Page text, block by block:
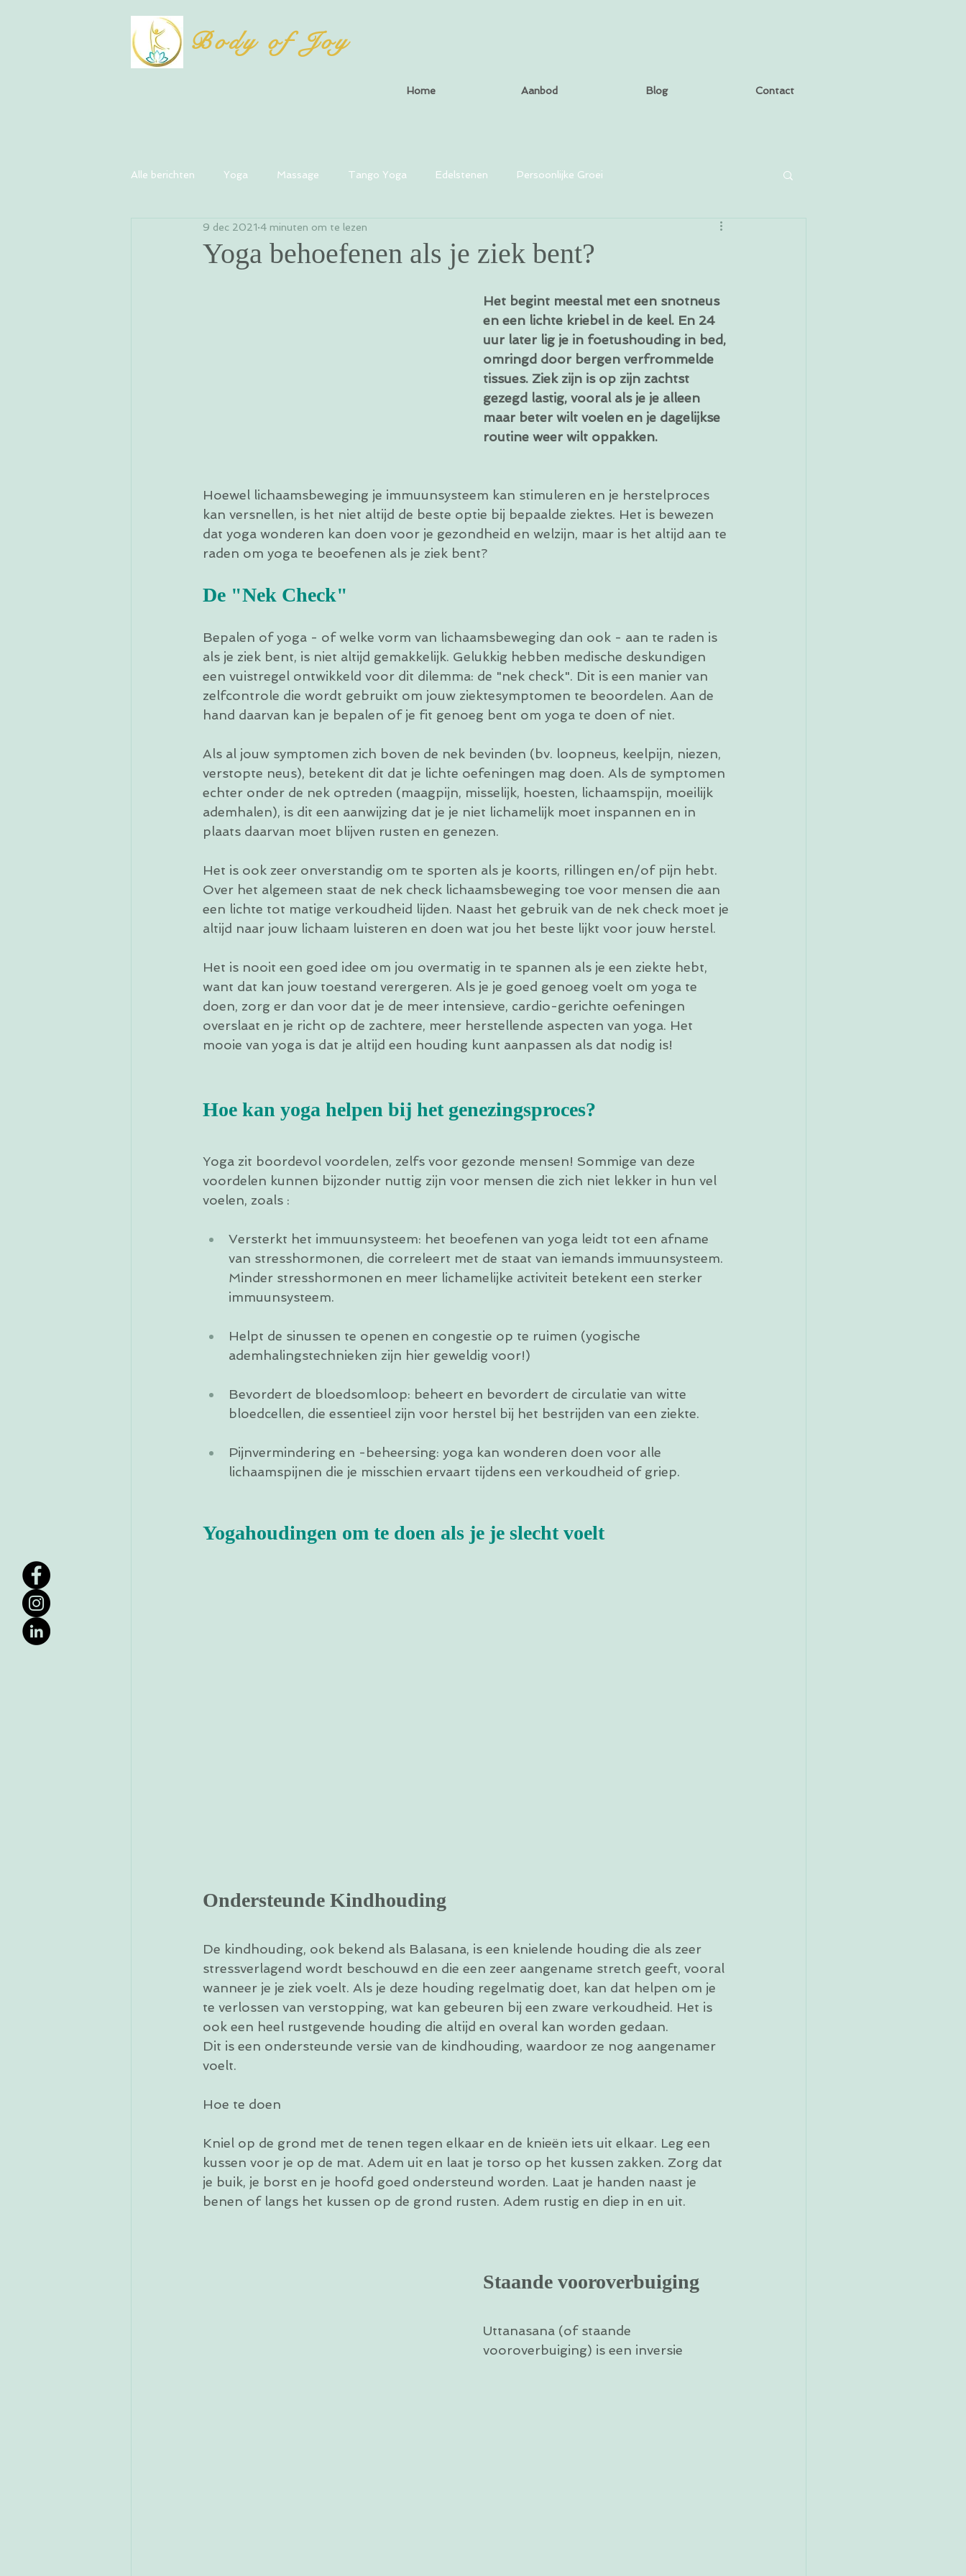
Body of Joy
Home Aanbod Blog Contact
Alle berichten Yoga Massage Tango Yoga Edelstenen Persoonlijke Groei
Yoga behoefenen als je ziek bent?
9 dec 2021 4 minuten om te lezen
Het begint meestal met een snotneus
en een lichte kriebel in de keel. En 24
uur later lig je in foetushouding in bed,
omringd door bergen verfrommelde
tissues. Ziek zijn is op zijn zachtst
gezegd lastig, vooral als je je alleen
maar beter wilt voelen en je dagelijkse
routine weer wilt oppakken.
Hoewel lichaamsbeweging je immuunsysteem kan stimuleren en je herstelproces
kan versnellen, is het niet altijd de beste optie bij bepaalde ziektes. Het is bewezen
dat yoga wonderen kan doen voor je gezondheid en welzijn, maar is het altijd aan te
raden om yoga te beoefenen als je ziek bent?
De "Nek Check"
Bepalen of yoga - of welke vorm van lichaamsbeweging dan ook - aan te raden is
als je ziek bent, is niet altijd gemakkelijk. Gelukkig hebben medische deskundigen
een vuistregel ontwikkeld voor dit dilemma: de "nek check". Dit is een manier van
zelfcontrole die wordt gebruikt om jouw ziektesymptomen te beoordelen. Aan de
hand daarvan kan je bepalen of je fit genoeg bent om yoga te doen of niet.
Als al jouw symptomen zich boven de nek bevinden (bv. loopneus, keelpijn, niezen,
verstopte neus), betekent dit dat je lichte oefeningen mag doen. Als de symptomen
echter onder de nek optreden (maagpijn, misselijk, hoesten, lichaamspijn, moeilijk
ademhalen), is dit een aanwijzing dat je je niet lichamelijk moet inspannen en in
plaats daarvan moet blijven rusten en genezen.
Het is ook zeer onverstandig om te sporten als je koorts, rillingen en/of pijn hebt.
Over het algemeen staat de nek check lichaamsbeweging toe voor mensen die aan
een lichte tot matige verkoudheid lijden. Naast het gebruik van de nek check moet je
altijd naar jouw lichaam luisteren en doen wat jou het beste lijkt voor jouw herstel.
Het is nooit een goed idee om jou overmatig in te spannen als je een ziekte hebt,
want dat kan jouw toestand verergeren. Als je je goed genoeg voelt om yoga te
doen, zorg er dan voor dat je de meer intensieve, cardio-gerichte oefeningen
overslaat en je richt op de zachtere, meer herstellende aspecten van yoga. Het
mooie van yoga is dat je altijd een houding kunt aanpassen als dat nodig is!
Hoe kan yoga helpen bij het genezingsproces?
Yoga zit boordevol voordelen, zelfs voor gezonde mensen! Sommige van deze
voordelen kunnen bijzonder nuttig zijn voor mensen die zich niet lekker in hun vel
voelen, zoals :
Versterkt het immuunsysteem: het beoefenen van yoga leidt tot een afname
van stresshormonen, die correleert met de staat van iemands immuunsysteem.
Minder stresshormonen en meer lichamelijke activiteit betekent een sterker
immuunsysteem.
Helpt de sinussen te openen en congestie op te ruimen (yogische
ademhalingstechnieken zijn hier geweldig voor!)
Bevordert de bloedsomloop: beheert en bevordert de circulatie van witte
bloedcellen, die essentieel zijn voor herstel bij het bestrijden van een ziekte.
Pijnvermindering en -beheersing: yoga kan wonderen doen voor alle
lichaamspijnen die je misschien ervaart tijdens een verkoudheid of griep.
Yogahoudingen om te doen als je je slecht voelt
Ondersteunde Kindhouding
De kindhouding, ook bekend als Balasana, is een knielende houding die als zeer
stressverlagend wordt beschouwd en die een zeer aangename stretch geeft, vooral
wanneer je je ziek voelt. Als je deze houding regelmatig doet, kan dat helpen om je
te verlossen van verstopping, wat kan gebeuren bij een zware verkoudheid. Het is
ook een heel rustgevende houding die altijd en overal kan worden gedaan.
Dit is een ondersteunde versie van de kindhouding, waardoor ze nog aangenamer
voelt.
Hoe te doen
Kniel op de grond met de tenen tegen elkaar en de knieën iets uit elkaar. Leg een
kussen voor je op de mat. Adem uit en laat je torso op het kussen zakken. Zorg dat
je buik, je borst en je hoofd goed ondersteund worden. Laat je handen naast je
benen of langs het kussen op de grond rusten. Adem rustig en diep in en uit.
Staande vooroverbuiging
Uttanasana (of staande
vooroverbuiging) is een inversie